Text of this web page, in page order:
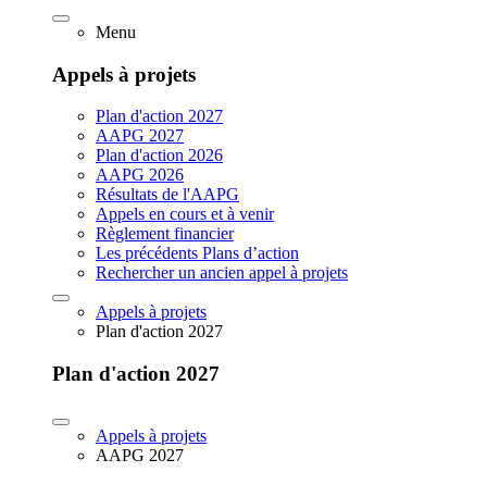
Menu
Appels à projets
Plan d'action 2027
AAPG 2027
Plan d'action 2026
AAPG 2026
Résultats de l'AAPG
Appels en cours et à venir
Règlement financier
Les précédents Plans d’action
Rechercher un ancien appel à projets
Appels à projets
Plan d'action 2027
Plan d'action 2027
Appels à projets
AAPG 2027